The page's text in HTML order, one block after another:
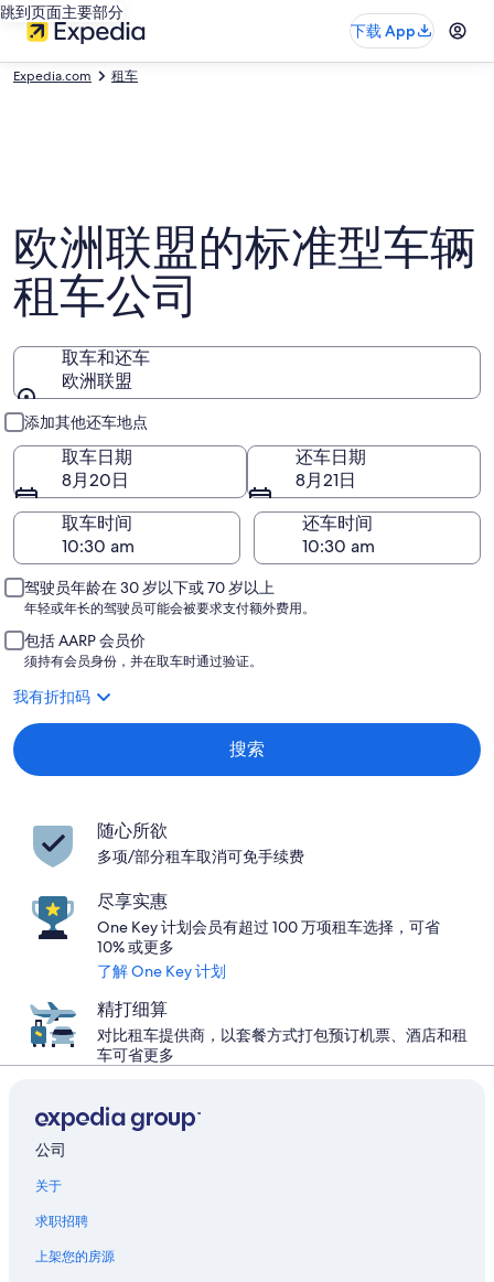
跳到页面主要部分
下载 App
Expedia.com 租车
欧洲联盟的标准型车辆
租车公司
取车和还车
欧洲联盟
取车和还车
添加其他还车地点
取车日期
8月20日
还车日期
8月21日
取车时间
还车时间
驾驶员年龄在 30 岁以下或 70 岁以上
年轻或年长的驾驶员可能会被要求支付额外费用。
包括 AARP 会员价
须持有会员身份，并在取车时通过验证。
我有折扣码
搜索
随心所欲
多项/部分租车取消可免手续费
尽享实惠
One Key 计划会员有超过 100 万项租车选择，可省
10% 或更多
了解 One Key 计划
精打细算
对比租车提供商，以套餐方式打包预订机票、酒店和租
车可省更多
公司
关于
求职招聘
上架您的房源